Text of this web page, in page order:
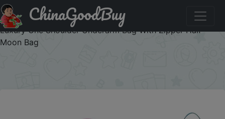
Промокод на знижку FOGNYUINOGIH Spring Small Fresh
Hobo Bag New Fashion Stone Pattern Women Handbag
Luxury One Shoulder Underarm Bag With Zipper Half
Moon Bag
ChinaGoodBuy